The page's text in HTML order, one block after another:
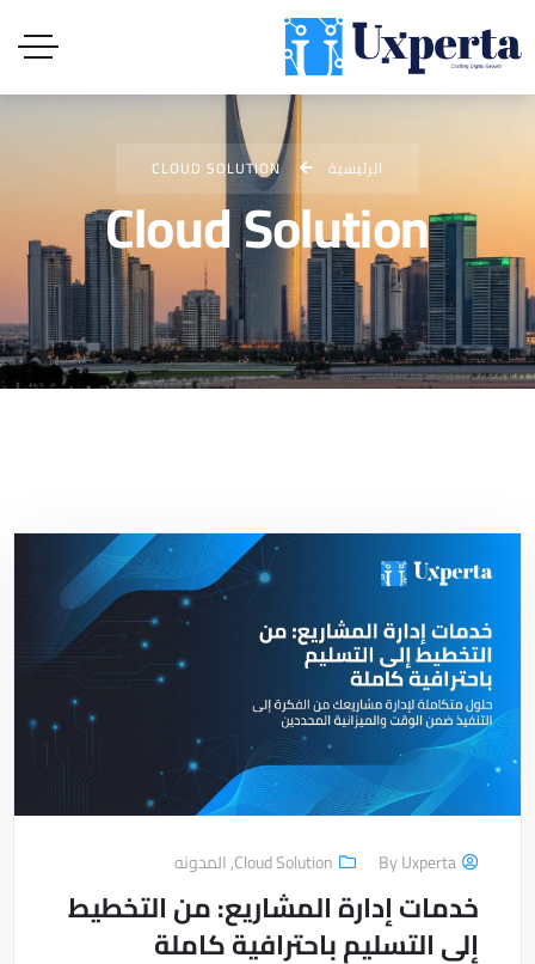
الرئيسية CLOUD SOLUTION
Cloud Solution
ByUxperta
Cloud Solution
,المدونه
خدمات إدارة المشاريع: من التخطيط
إلى التسليم باحترافية كاملة